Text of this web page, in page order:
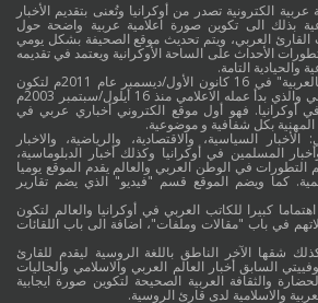
الكترونية تصدر من أوكرانيا وتُعنى بتقديم الأخبار
بذلك الى تكوين صورة اعلامية عربية واضحة حول
القارئ العربي، ويتم تحديث موقع الصحيفة بشكل يومي
الأحداث على الساحة الأوكرانية ويعتمد في تقديمه
والحيادية التامة.
وقد جائت انطلاقة "أوكرانيا بالعربية" في 16 كانون الأول/ديسمبر عام 2011م لتكون
امتدادا للموقع العربي الاوكراني والذي بدأ عمله الاعلامي منذ 16 أيلول/سبتمبر 2003م
في أوكرانيا. فهو أول موقع الكتروني أخباري عربي في
المهنية بكل شفافية و موضوعية.
السياسية، والاقتصادية، والرياضية، والاخبار
المسلمين في أوكرانيا وكذلك أخبار الدبلوماسية،
التطورات في الوطن العربي والعالم يقدم الموقع يوميا
كما ويضم الموقع قسم "فيديو" الذي يضم تقارير
كبيرا للكاتب العربي في أوكرانيا والعالم لتكون
في باب "مقالات وملفات"، اضافة الى باب اللقائات
شقها الآخر الناطق باللغة الروسية ليقدم للقارئ
السابق أخبار العالم العربي والاسلامي والجاليات
والثقافة العربية الصحيحة لتكوين صورة ايجابية
والاسلامية لدى قارئ الروسية.